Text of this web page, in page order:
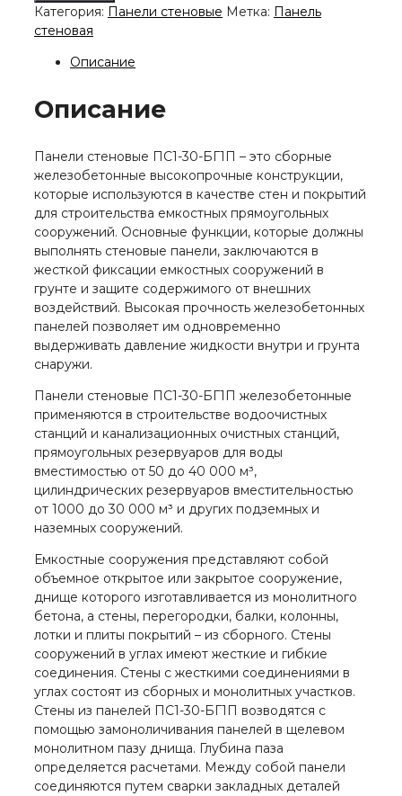
Панель
стеновая
Категория: Панели стеновые Метка: Панель
стеновая
Описание
Описание
Панели стеновые ПС1-30-БГ1П – это сборные
железобетонные высокопрочные конструкции,
которые используются в качестве стен и покрытий
для строительства емкостных прямоугольных
сооружений. Основные функции, которые должны
выполнять стеновые панели, заключаются в
жесткой фиксации емкостных сооружений в
грунте и защите содержимого от внешних
воздействий. Высокая прочность железобетонных
панелей позволяет им одновременно
выдерживать давление жидкости внутри и грунта
снаружи.
Панели стеновые ПС1-30-БГ1П железобетонные
применяются в строительстве водоочистных
станций и канализационных очистных станций,
прямоугольных резервуаров для воды
вместимостью от 50 до 40 000 м³,
цилиндрических резервуаров вместительностью
от 1000 до 30 000 м³ и других подземных и
наземных сооружений.
Емкостные сооружения представляют собой
объемное открытое или закрытое сооружение,
днище которого изготавливается из монолитного
бетона, а стены, перегородки, балки, колонны,
лотки и плиты покрытий – из сборного. Стены
сооружений в углах имеют жесткие и гибкие
соединения. Стены с жесткими соединениями в
углах состоят из сборных и монолитных участков.
Стены из панелей ПС1-30-БГ1П возводятся с
помощью замоноличивания панелей в щелевом
монолитном пазу днища. Глубина паза
определяется расчетами. Между собой панели
соединяются путем сварки закладных деталей